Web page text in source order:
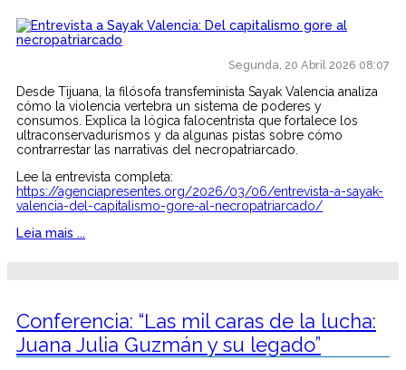
Segunda, 20 Abril 2026 08:07
Desde Tijuana, la filósofa transfeminista Sayak Valencia analiza
cómo la violencia vertebra un sistema de poderes y
consumos. Explica la lógica falocentrista que fortalece los
ultraconservadurismos y da algunas pistas sobre cómo
contrarrestar las narrativas del necropatriarcado.
Lee la entrevista completa:
https://agenciapresentes.org/2026/03/06/entrevista-a-sayak-
valencia-del-capitalismo-gore-al-necropatriarcado/
Leia mais ...
Conferencia: “Las mil caras de la lucha:
Juana Julia Guzmán y su legado”